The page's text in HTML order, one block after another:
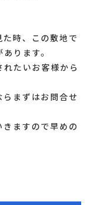
時、この敷地で
ります。
たいお客様から
まずはお問合せ
ますので早めの